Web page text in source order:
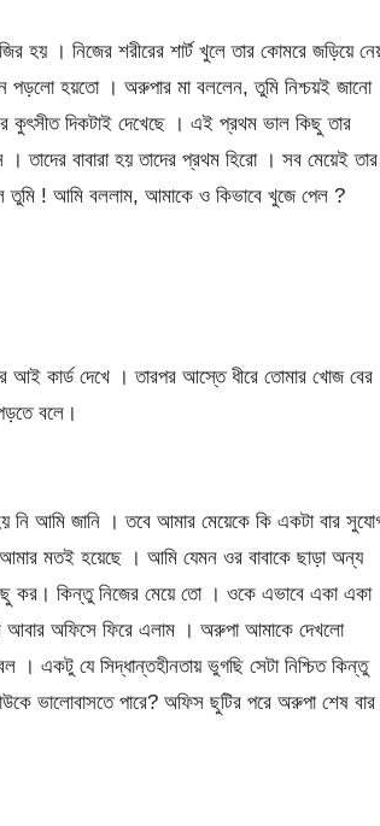
হয় । নিজের শরীরের শার্ট খুলে তার কোমরে জড়িয়ে
পড়লো হয়তো । অরুপার মা বললেন, তুমি নিশ্চয়ই জানো
কুৎসীত দিকটাই দেখেছে । এই প্রথম ভাল কিছু তার
তাদের বাবারা হয় তাদের প্রথম হিরো । সব মেয়েই তার
তুমি ! আমি বললাম, আমাকে ও কিভাবে খুজে পেল ?
আই কার্ড দেখে । তারপর আস্তে ধীরে তোমার খোজ বের
বলে।
নি আমি জানি । তবে আমার মেয়েকে কি একটা বার
মতই হয়েছে । আমি যেমন ওর বাবাকে ছাড়া অন্য
কর। কিন্তু নিজের মেয়ে তো । ওকে এভাবে একা একা
আবার অফিসে ফিরে এলাম । অরুপা আমাকে দেখলো
একটু যে সিদ্ধান্তহীনতায় ভুগছি সেটা নিশ্চিত কিন্তু
ভালোবাসতে পারে? অফিস ছুটির পরে অরুপা শেষ বার